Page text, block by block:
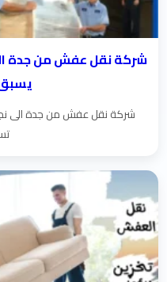
شركة نقل عفش من جدة الى